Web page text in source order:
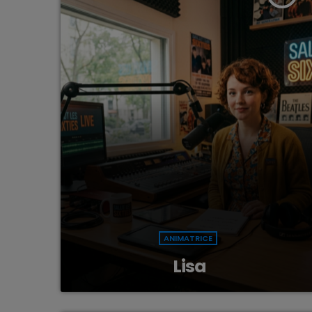
ANIMATRICE
Lisa